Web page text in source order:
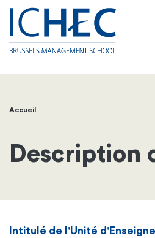
Fil
d'Ariane
Accueil
Description
Intitulé de l'Unité